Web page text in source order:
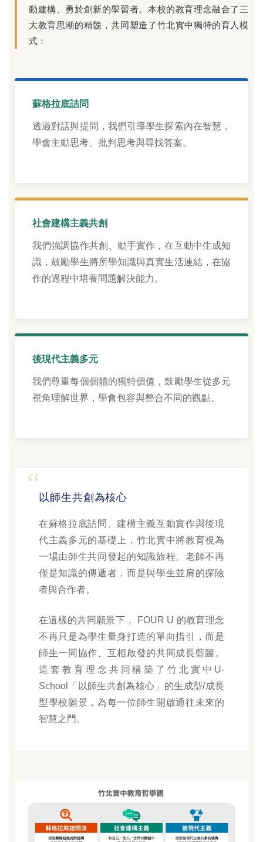
動建構、勇於創新的學習者。本校的教育理念融合了三
大教育思潮的精髓，共同塑造了竹北實中獨特的育人模
式：
蘇格拉底詰問
透過對話與提問，我們引導學生探索內在智慧，
學會主動思考、批判思考與尋找答案。
社會建構主義共創
我們強調協作共創、動手實作，在互動中生成知
識，鼓勵學生將所學知識與真實生活連結，在協
作的過程中培養問題解決能力。
後現代主義多元
我們尊重每個個體的獨特價值，鼓勵學生從多元
視角理解世界，學會包容與整合不同的觀點。
以師生共創為核心
在蘇格拉底詰問、建構主義互動實作與後現
代主義多元的基礎上，竹北實中將教育視為
一場由師生共同發起的知識旅程。老師不再
僅是知識的傳遞者，而是與學生並肩的探險
者與合作者。
在這樣的共同願景下， FOUR U 的教育理念
不再只是為學生量身打造的單向指引，而是
師生一同協作、互相啟發的共同成長藍圖。
這套教育理念共同構築了竹北實中U-
School「以師生共創為核心」的生成型/成長
型學校願景，為每一位師生開啟通往未來的
智慧之門。